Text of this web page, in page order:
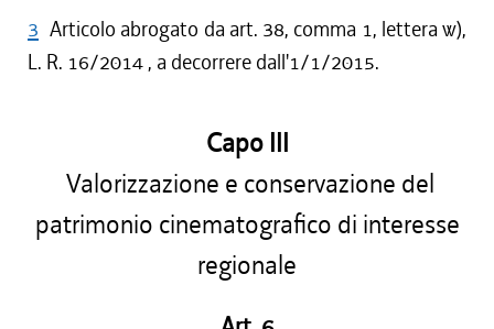
3 Articolo abrogato da art. 38, comma 1, lettera w),
L. R. 16/2014 , a decorrere dall'1/1/2015.
Capo III
Valorizzazione e conservazione del
patrimonio cinematografico di interesse
regionale